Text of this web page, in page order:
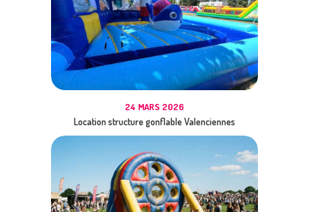
24 MARS 2026
Location structure gonflable Valenciennes